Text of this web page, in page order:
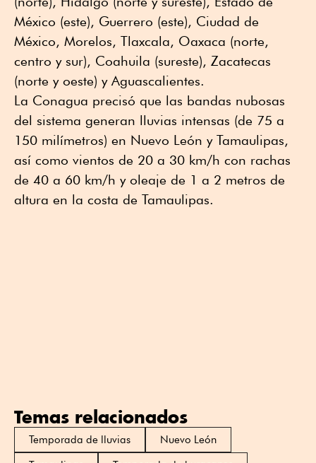
México (este), Guerrero (este), Ciudad de
México, Morelos, Tlaxcala, Oaxaca (norte,
centro y sur), Coahuila (sureste), Zacatecas
(norte y oeste) y Aguascalientes.
La Conagua precisó que las bandas nubosas
del sistema generan lluvias intensas (de 75 a
150 milímetros) en Nuevo León y Tamaulipas,
así como vientos de 20 a 30 km/h con rachas
de 40 a 60 km/h y oleaje de 1 a 2 metros de
altura en la costa de Tamaulipas.
Temas relacionados
Temporada de lluvias
Nuevo León